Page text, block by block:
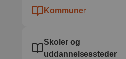
Kommuner
Skoler og
uddannelsessteder